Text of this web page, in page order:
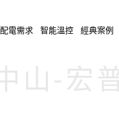
電需求 智能溫控 經典案例